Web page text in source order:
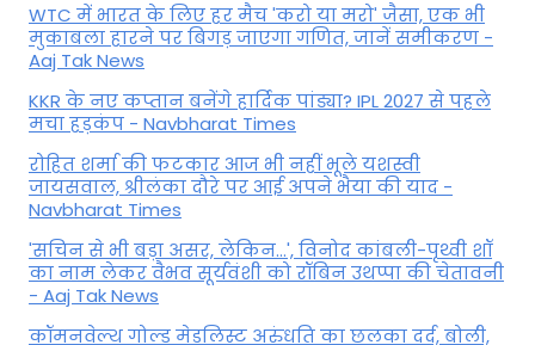
WTC में भारत के लिए हर मैच 'करो या मरो' जैसा, एक भी
मुकाबला हारने पर बिगड़ जाएगा गण‍ित, जानें समीकरण -
Aaj Tak News
KKR के नए कप्तान बनेंगे हार्दिक पांड्या? IPL 2027 से पहले
मचा हड़कंप - Navbharat Times
रोहित शर्मा की फटकार आज भी नहीं भूले यशस्वी
जायसवाल, श्रीलंका दौरे पर आई अपने भैया की याद -
Navbharat Times
'सचिन से भी बड़ा असर, लेकिन...', व‍िनोद कांबली-पृथ्वी शॉ
का नाम लेकर वैभव सूर्यवंशी को रॉबिन उथप्पा की चेतावनी
- Aaj Tak News
कॉमनवेल्थ गोल्ड मे​डलिस्ट अरुंधति का छलका दर्द, बोली,